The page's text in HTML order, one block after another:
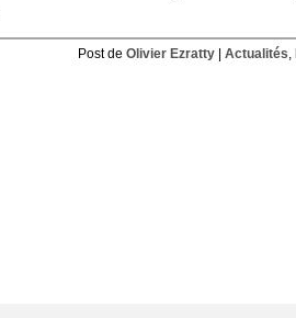
Post de Olivier Ezratty| Actualités